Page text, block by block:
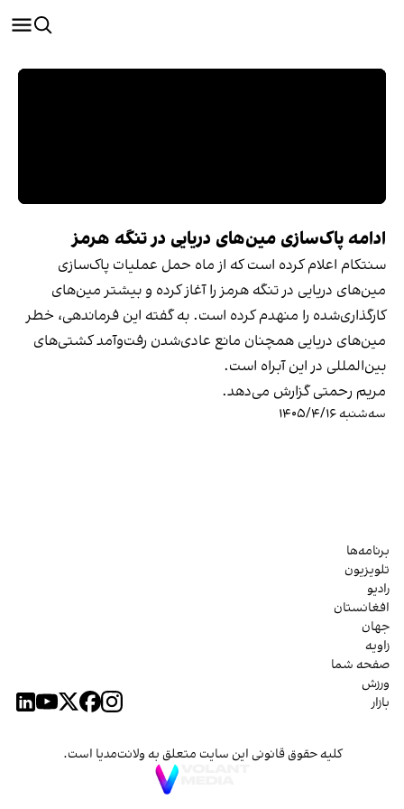
ادامه پاک‌سازی مین‌های دریایی در تنگه هرمز
سنتکام اعلام کرده است که از ماه حمل عملیات پاک‌سازی
مین‌های دریایی در تنگه هرمز را آغاز کرده و بیشتر مین‌های
کارگذاری‌شده را منهدم کرده است. به گفته این فرماندهی، خطر
مین‌های دریایی همچنان مانع عادی‌شدن رفت‌وآمد کشتی‌های
بین‌المللی در این آبراه است.
مریم رحمتی گزارش می‌دهد.
سه‌شنبه ۱۴۰۵/۴/۱۶
برنامه‌ها
تلویزیون
رادیو
افغانستان
جهان
زاویه
صفحه شما
ورزش
بازار
کلیه حقوق قانونی این سایت متعلق به ولانت‌مدیا است.